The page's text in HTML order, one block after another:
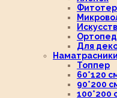
Для
Наматрасники
Топпер
60*120
90*200
100*200